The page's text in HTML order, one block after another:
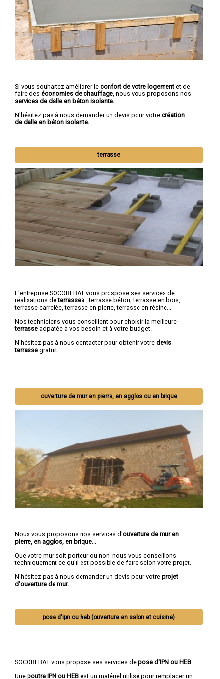
Si vous souhaitez améliorer le confort de votre logement et de
faire des économies de chauffage , nous vous proposons nos
services de dalle en béton isolante.
N'hésitez pas à nous demander un devis pour votre création
de dalle en béton isolante.
terrasse
L'entreprise SOCOREBAT vous prospose ses services de
réalisations deterrasses : terrasse béton, terrasse en bois,
terrasse carrelée, terrasse en pierre, terrasse en résine...
Nos techniciens vous conseillent pour choisir la meilleure
terrasse adpatée à vos besoin et à votre budget.
N'hésitez pas à nous contacter pour obtenir votre devis
terrasse gratuit.
ouverture de mur en pierre, en agglos ou en brique
Nous vous proposons nos services d'ouverture de mur en
pierre, en agglos, en brique...
Que votre mur soit porteur ou non, nous vous conseillons
techniquement ce qu'il est possible de faire selon votre projet.
N'hésitez pas à nous demander un devis pour votre projet
d'ouverture de mur.
pose d'ipn ou heb (ouverture en salon et cuisine)
SOCOREBAT vous propose ses services de pose d'IPN ou HEB.
Une poutre IPN ou HEB est un matériel utilisé pour remplacer un